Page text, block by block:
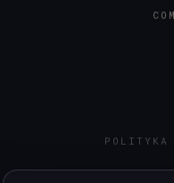
POLITYKA